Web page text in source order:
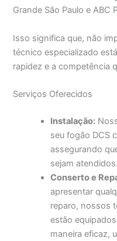
Grande São Paulo e ABC
Isso significa que, não
técnico especializado
rapidez e a competência
Serviços Oferecidos
Instalação:
seu fogão DCS
assegurando
sejam atendidos.
Conserto e
apresentar
reparo, nossos
estão
maneira eficaz,